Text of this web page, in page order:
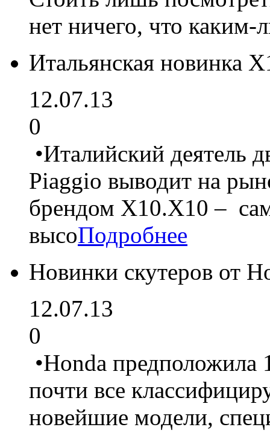
нет ничего, что каким-
Итальянская новинка
12.07.13
0
•Италийский деятель
Piaggio выводит на
брендом Х10.Х10 –
высоПодробнее
Новинки скутеров от
12.07.13
0
•Honda предположила
почти все
новейшие модели,